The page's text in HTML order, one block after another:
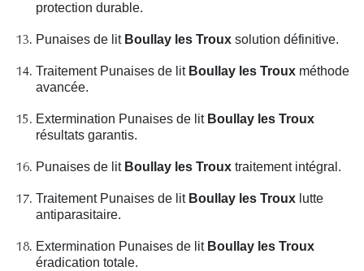
protection durable.
Punaises de lit Boullay les Troux solution définitive.
Traitement Punaises de lit Boullay les Troux méthode
avancée.
Extermination Punaises de lit Boullay les Troux
résultats garantis.
Punaises de lit Boullay les Troux traitement intégral.
Traitement Punaises de lit Boullay les Troux lutte
antiparasitaire.
Extermination Punaises de lit Boullay les Troux
éradication totale.